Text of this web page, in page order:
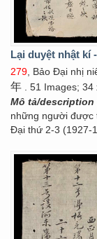
Lại duyệt nhật kí
279, Bảo Đại nhị
年 . 51 Images; 34
Mô tả/description
những người được
Đại thứ 2-3 (1927-